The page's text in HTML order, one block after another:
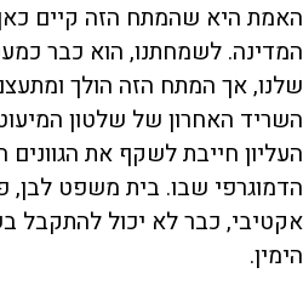
האמת היא שהמתח הזה קיים
המדינה. לשמחתנו, הוא כבר
שלנו, אך המתח הזה הולך
השריד האחרון של שלטון
העליון חייבת לשקף את
הדמוגרפי שבו. בית משפט לבן,
אקטיבי, כבר לא יכול להתקבל
הימין.